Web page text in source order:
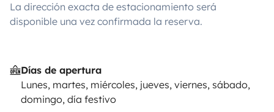
La dirección exacta de estacionamiento será
disponible una vez confirmada la reserva.
Días de apertura
Lunes, martes, miércoles, jueves, viernes, sábado,
domingo, día festivo